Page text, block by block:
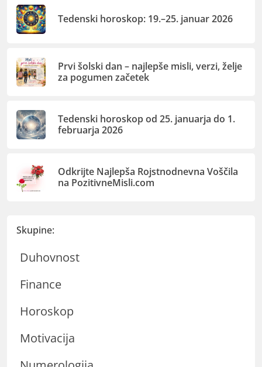
Tedenski horoskop: 19.–25. januar 2026
Prvi šolski dan – najlepše misli, verzi, želje
za pogumen začetek
Tedenski horoskop od 25. januarja do 1.
februarja 2026
Odkrijte Najlepša Rojstnodnevna Voščila
na PozitivneMisli.com
Skupine:
Duhovnost
Finance
Horoskop
Motivacija